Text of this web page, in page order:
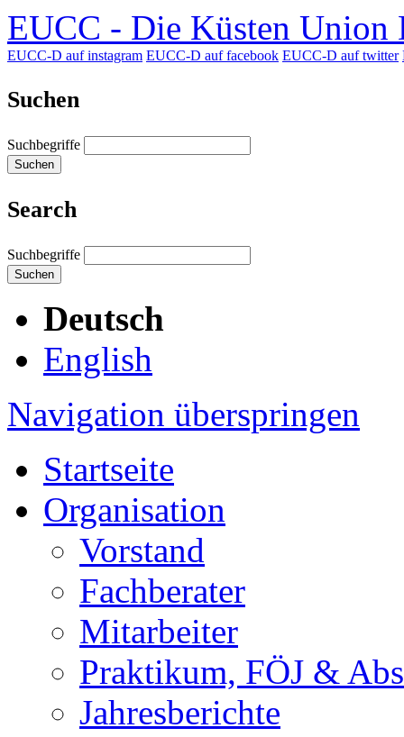
EUCC - Die Küsten Union
EUCC-D auf instagram EUCC-D auf facebook EUCC-D auf twitter
Suchen
Suchbegriffe
Suchen
Search
Suchbegriffe
Suchen
Deutsch
English
Navigation überspringen
Startseite
Organisation
Vorstand
Fachberater
Mitarbeiter
Praktikum, FÖJ &
Jahresberichte